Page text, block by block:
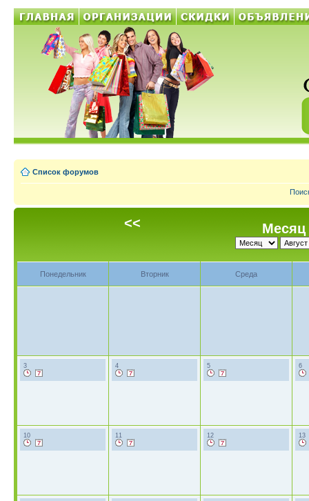
Список форумов
<< Месяц
Понедельник Вторник Среда
3 4 5 6
10 11 12 13